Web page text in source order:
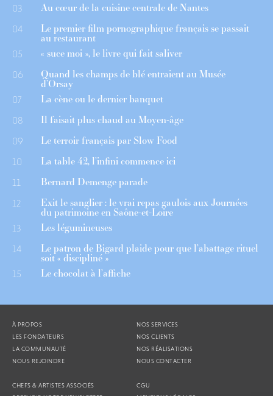
03 Au cœur de la cuisine centrale de Nantes
04 Le premier film pornographique français se passait
au restaurant
05 « suce moi », le livre qui fait saliver
06 Quand les champs de blé entraient au Musée
d’Orsay
07 La cène ou le dernier banquet
08 Il faisait plus chaud au Moyen-âge
09 Le terroir français par Slow Food
10 La table 42, l’infini commence ici
11 Bernard Demenge parade
12 Exit le sanglier : le vrai repas gaulois aux Journées
du patrimoine en Saône-et-Loire
13 Les légumineuses
14 Le patron de Bigard plaide pour que l’abattage rituel
soit « discipliné »
15 Le chocolat à l’affiche
À PROPOS
LES FONDATEURS
LA COMMUNAUTÉ
NOUS REJOINDRE
NOS SERVICES
NOS CLIENTS
NOS RÉALISATIONS
NOUS CONTACTER
CHEFS & ARTISTES ASSOCIÉS
CGU